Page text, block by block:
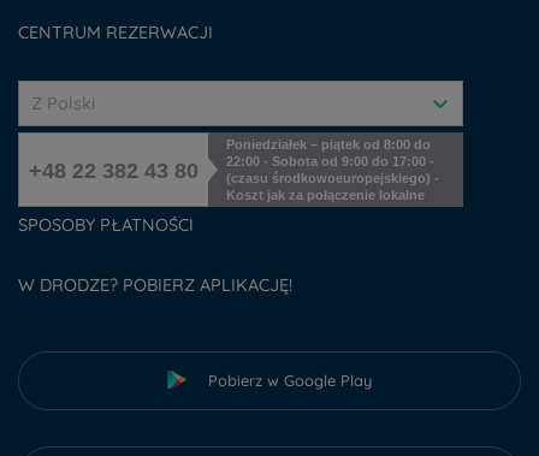
CENTRUM REZERWACJI
Z Polski
+48 22 382 43 80
Poniedziałek – piątek od 8:00 do
22:00 - Sobota od 9:00 do 17:00 -
(czasu środkowoeuropejskiego) -
Koszt jak za połączenie lokalne
SPOSOBY PŁATNOŚCI
W DRODZE? POBIERZ APLIKACJĘ!
Pobierz w Google Play